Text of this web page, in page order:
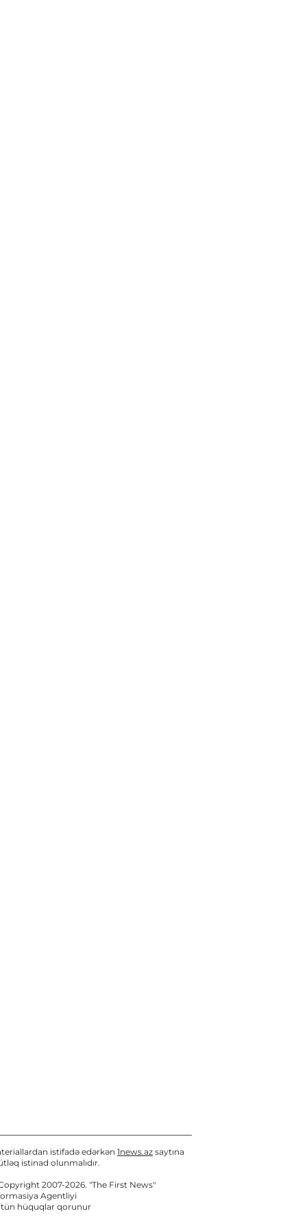
istifadə edərkən 1news.az saytına
istinad olunmalıdır.
2007-2026. "The First News"
Agentliyi
hüquqlar qorunur